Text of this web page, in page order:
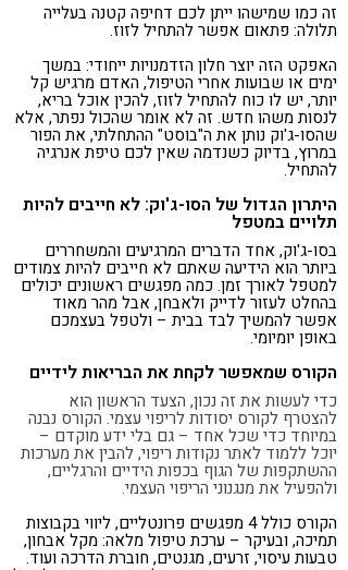
זה כמו שמישהו ייתן לכם דחיפה קטנה בעלייה
תלולה: פתאום אפשר להתחיל לזוז.
האפקט הזה יוצר חלון הזדמנויות ייחודי: במשך
ימים או שבועות אחרי הטיפול, האדם מרגיש קל
יותר, יש לו כוח להתחיל לזוז, להכין אוכל בריא,
לנסות משהו חדש. זה לא אומר שהכול נפתר, אלא
שהסו-ג'וק נותן את ה"בוסט" ההתחלתי, את הפור
במרוץ, בדיוק כשנדמה שאין לכם טיפת אנרגיה
להתחיל.
היתרון הגדול של הסו-ג'וק: לא חייבים להיות
תלויים במטפל
בסו-ג'וק, אחד הדברים המרגיעים והמשחררים
ביותר הוא הידיעה שאתם לא חייבים להיות צמודים
למטפל לאורך זמן. כמה מפגשים ראשונים יכולים
בהחלט לעזור לדייק ולאבחן, אבל מהר מאוד
אפשר להמשיך לבד בבית – ולטפל בעצמכם
באופן יומיומי.
הקורס שמאפשר לקחת את הבריאות לידיים
כדי לעשות את זה נכון, הצעד הראשון הוא
להצטרף לקורס יסודות לריפוי עצמי. הקורס נבנה
במיוחד כדי שכל אחד – גם בלי ידע מוקדם –
יוכל ללמוד לאתר נקודות ריפוי, להבין את מערכות
ההשתקפות של הגוף בכפות הידיים והרגליים,
ולהפעיל את מנגנוני הריפוי העצמי.
הקורס כולל 4 מפגשים פרונטליים, ליווי בקבוצות
תמיכה, ובעיקר – ערכת טיפול מלאה: מקל אבחון,
טבעות עיסוי, זרעים, מגנטים, חוברת הדרכה ועוד.